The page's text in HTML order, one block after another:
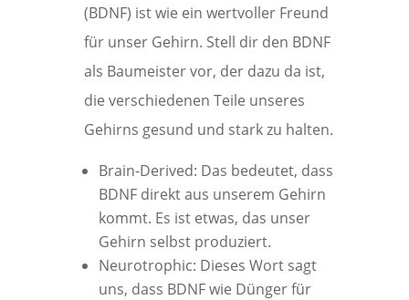
(BDNF) ist wie ein wertvoller Freund
für unser Gehirn. Stell dir den BDNF
als Baumeister vor, der dazu da ist,
die verschiedenen Teile unseres
Gehirns gesund und stark zu halten.
Brain-Derived: Das bedeutet, dass
BDNF direkt aus unserem Gehirn
kommt. Es ist etwas, das unser
Gehirn selbst produziert.
Neurotrophic: Dieses Wort sagt
uns, dass BDNF wie Dünger für